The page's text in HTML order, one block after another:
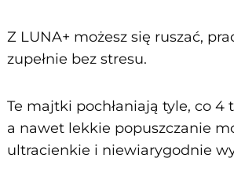
Z LUNA+ możesz się ruszać,
zupełnie bez stresu.
Te majtki pochłaniają tyle, co
a nawet lekkie popuszczanie
ultracienkie i niewiarygodnie